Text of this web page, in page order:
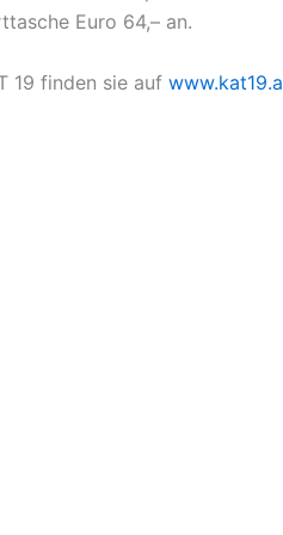
Euro 64,– an.
19 finden sie auf